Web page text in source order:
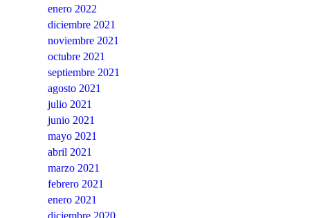
enero 2022
diciembre 2021
noviembre 2021
octubre 2021
septiembre 2021
agosto 2021
julio 2021
junio 2021
mayo 2021
abril 2021
marzo 2021
febrero 2021
enero 2021